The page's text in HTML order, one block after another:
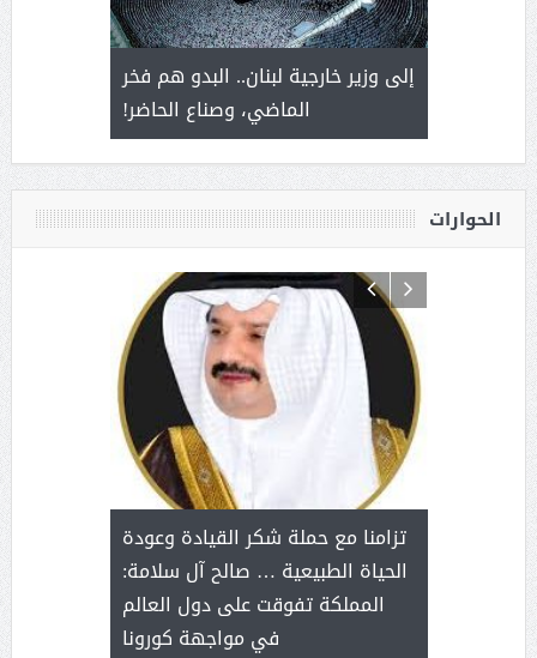
سلمان
إلى وزير خارجية لبنان.. البدو هم فخر
الماضي، وصناع الحاضر!
الحوارات
مع
بنت
تزامنا مع حملة شكر القيادة وعودة
الحياة الطبيعية … صالح آل سلامة:
المملكة تفوقت على دول العالم
في مواجهة كورونا
آل شرمه:
على برامج
هي أساس